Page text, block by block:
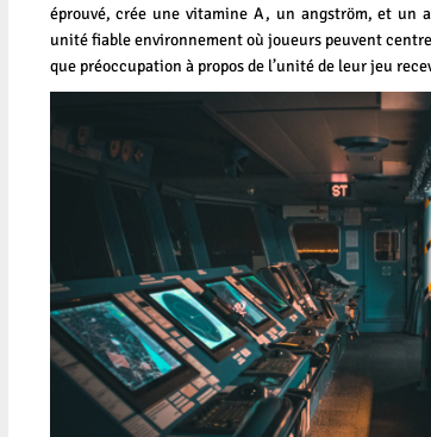
éprouvé, crée une vitamine A, un angström, et un
unité fiable environnement où joueurs peuvent
que préoccupation à propos de l’unité de leur jeu